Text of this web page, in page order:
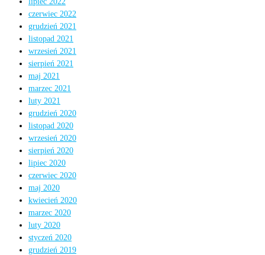
czerwiec 2022
grudzień 2021
listopad 2021
wrzesień 2021
sierpień 2021
maj 2021
marzec 2021
luty 2021
grudzień 2020
listopad 2020
wrzesień 2020
sierpień 2020
lipiec 2020
czerwiec 2020
maj 2020
kwiecień 2020
marzec 2020
luty 2020
styczeń 2020
grudzień 2019